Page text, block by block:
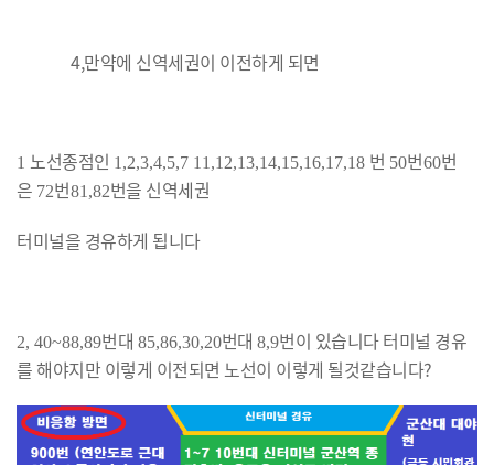
4,만약에 신역세권이 이전하게 되면
1 노선종점인 1,2,3,4,5,7 11,12,13,14,15,16,17,18 번 50번60번
은 72번81,82번을 신역세권
터미널을 경유하게 됩니다
2, 40~88,89번대 85,86,30,20번대 8,9번이 있습니다 터미널 경유
를 해야지만 이렇게 이전되면 노선이 이렇게 될것같습니다?